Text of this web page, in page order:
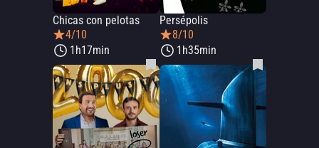
Chicas con pelotas
4/10
1h17min
Persépolis
8/10
1h35min